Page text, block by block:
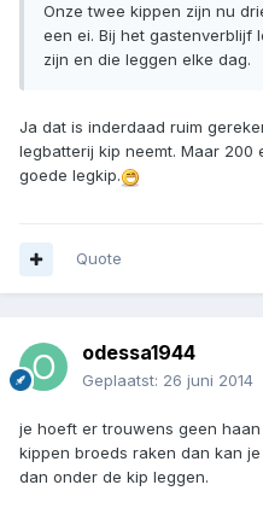
Onze twee kippen zijn nu
een ei. Bij het gastenverblijf
zijn en die leggen elke dag.
Ja dat is inderdaad ruim
legbatterij kip neemt. Maar 200
goede legkip.
Quote
odessa1944
Geplaatst: 26 juni 2014
je hoeft er trouwens geen
kippen broeds raken dan kan
dan onder de kip leggen.